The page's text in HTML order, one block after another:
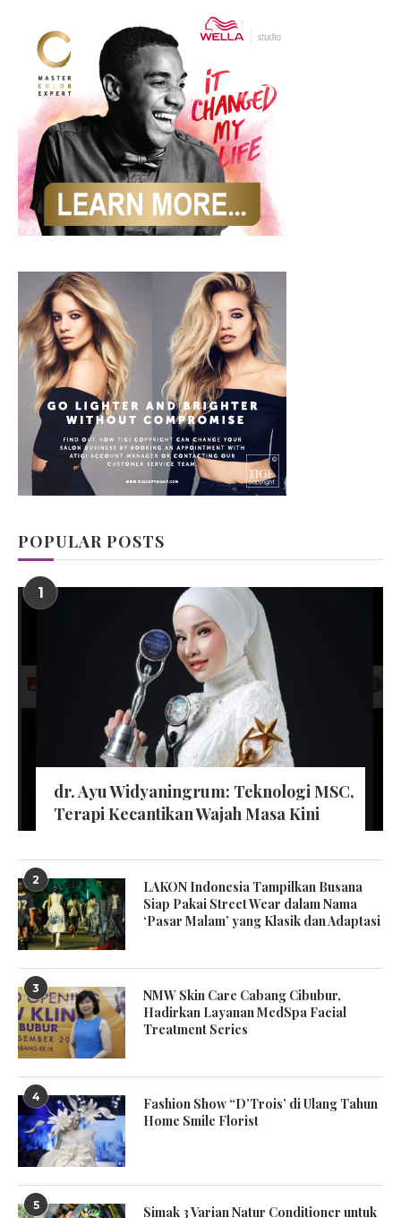
POPULAR POSTS
1
dr. Ayu Widyaningrum: Teknologi MSC,
Terapi Kecantikan Wajah Masa Kini
2
LAKON Indonesia Tampilkan Busana
Siap Pakai Street Wear dalam Nama
‘Pasar Malam’ yang Klasik dan Adaptasi
3
NMW Skin Care Cabang Cibubur,
Hadirkan Layanan MedSpa Facial
Treatment Series
4
Fashion Show “D’Trois’ di Ulang Tahun
Home Smile Florist
5
Simak 3 Varian Natur Conditioner untuk